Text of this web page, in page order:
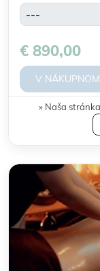
€ 890,00
V
Naša stránka